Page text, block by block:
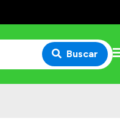
Buscar